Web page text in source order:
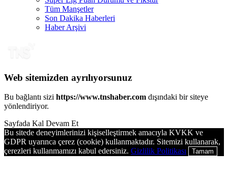
Tüm Manşetler
Son Dakika Haberleri
Haber Arşivi
Web sitemizden ayrılıyorsunuz
Bu bağlantı sizi https://www.tnshaber.com dışındaki bir siteye
yönlendiriyor.
Sayfada Kal Devam Et
Bu sitede deneyimlerinizi kişiselleştirmek amacıyla KVKK ve
GDPR uyarınca çerez (cookie) kullanmaktadır. Sitemizi kullanarak,
çerezleri kullanmamızı kabul edersiniz. Gizlilik Politikası Tamam